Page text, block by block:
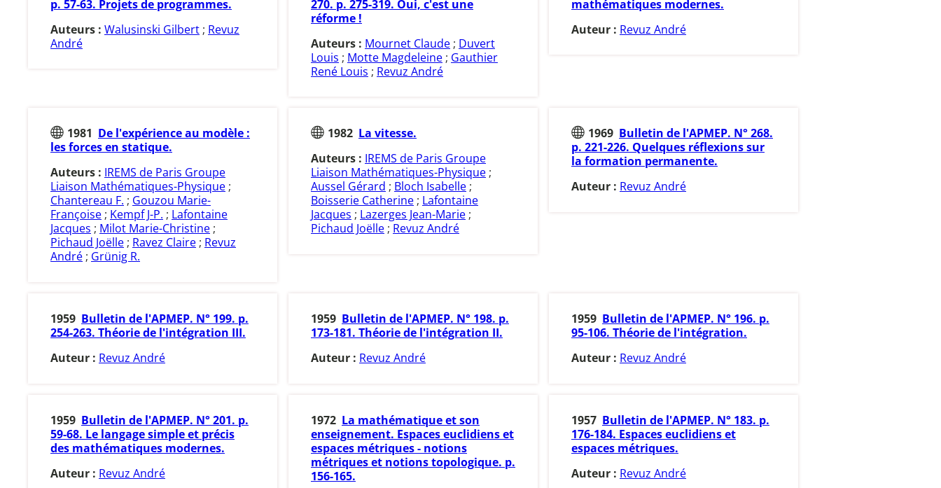
p. 57-63. Projets de programmes.
Auteurs : Walusinski Gilbert ; Revuz
André
270. p. 275-319. Oui, c'est une
réforme !
Auteurs : Mournet Claude ; Duvert
Louis ; Motte Magdeleine ; Gauthier
René Louis ; Revuz André
mathématiques modernes.
Auteur : Revuz André
1981 De l'expérience au modèle :
les forces en statique.
Auteurs : IREMS de Paris Groupe
Liaison Mathématiques-Physique;
Chantereau F. ; Gouzou Marie-
Françoise; Kempf J-P. ; Lafontaine
Jacques ; Milot Marie-Christine;
Pichaud Joëlle; Ravez Claire; Revuz
André; Grünig R.
1982 La vitesse.
Auteurs : IREMS de Paris Groupe
Liaison Mathématiques-Physique;
Aussel Gérard ; Bloch Isabelle;
Boisserie Catherine; Lafontaine
Jacques ; Lazerges Jean-Marie;
Pichaud Joëlle; Revuz André
1969 Bulletin de l'APMEP. N° 268.
p. 221-226. Quelques réflexions sur
la formation permanente.
Auteur : Revuz André
1959 Bulletin de l'APMEP. N° 199. p.
254-263. Théorie de l'intégration III.
Auteur : Revuz André
1959 Bulletin de l'APMEP. N° 198. p.
173-181. Théorie de l'intégration II.
Auteur : Revuz André
1959 Bulletin de l'APMEP. N° 196. p.
95-106. Théorie de l'intégration.
Auteur : Revuz André
1959 Bulletin de l'APMEP. N° 201. p.
59-68. Le langage simple et précis
des mathématiques modernes.
Auteur : Revuz André
1972 La mathématique et son
enseignement. Espaces euclidiens et
espaces métriques - notions
métriques et notions topologique. p.
156-165.
1957 Bulletin de l'APMEP. N° 183. p.
176-184. Espaces euclidiens et
espaces métriques.
Auteur : Revuz André